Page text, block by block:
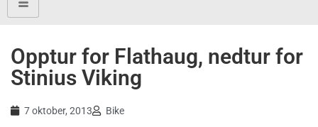
Opptur for Flathaug, nedtur for
Stinius Viking
7 oktober, 2013 Bike